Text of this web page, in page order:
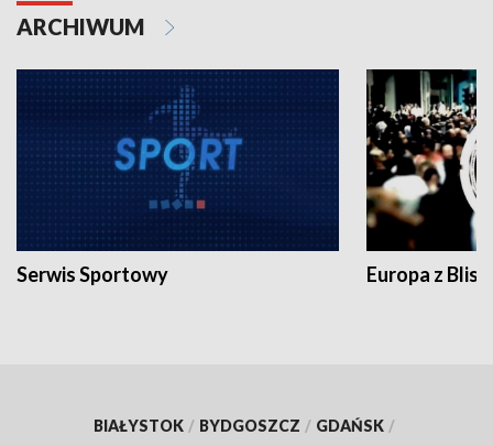
ARCHIWUM
Serwis Sportowy Europa z
BIAŁYSTOK / BYDGOSZCZ / GDAŃSK /